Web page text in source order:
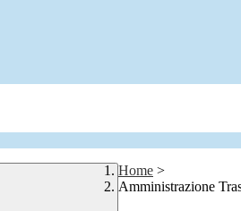
Home >
Amministrazione